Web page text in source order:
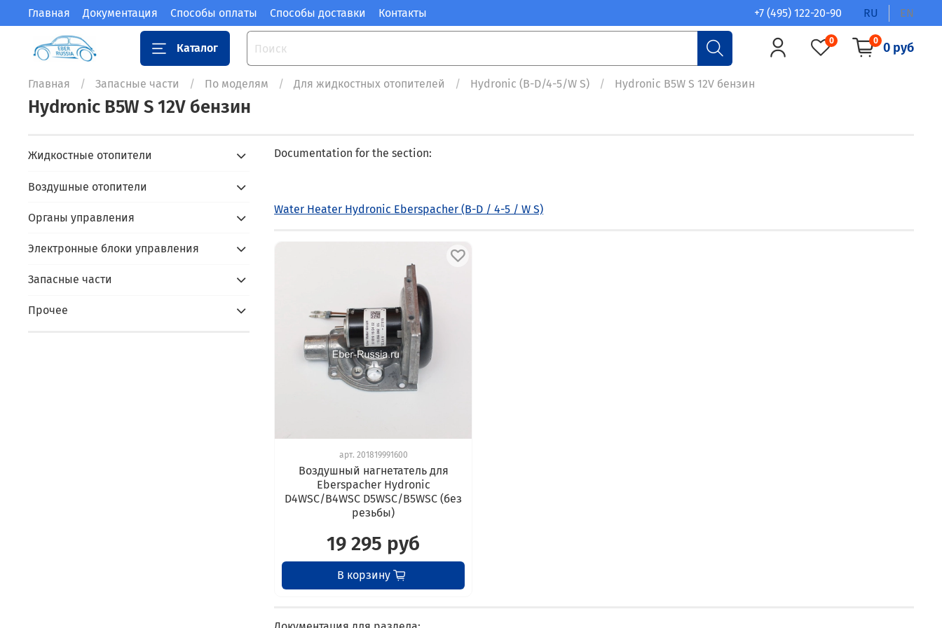
Главная Документация Способы оплаты Способы доставки Контакты +7 (495) 122-20-90 RU EN
Каталог
0 0 0 руб
Главная Запасные части По моделям Для жидкостных отопителей Hydronic (B-D/4-5/W S) Hydronic B5W S 12V бензин
Hydronic B5W S 12V бензин
Documentation for the section:
Water Heater Hydronic Eberspacher (B-D / 4-5 / W S)
арт. 201819991600
Воздушный нагнетатель для
Eberspacher Hydronic
D4WSC/B4WSC D5WSC/B5WSC (без
резьбы)
19 295 руб
В корзину
Жидкостные отопители
Воздушные отопители
Органы управления
Электронные блоки управления
Запасные части
Прочее